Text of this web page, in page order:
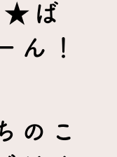
★ば
ん！
のこ